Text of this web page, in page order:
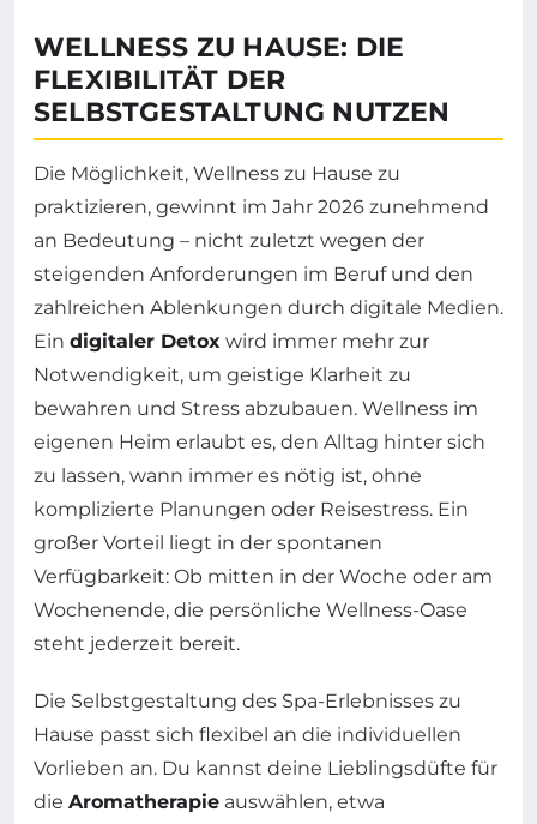
WELLNESS ZU HAUSE: DIE
FLEXIBILITÄT DER
SELBSTGESTALTUNG NUTZEN
Die Möglichkeit, Wellness zu Hause zu
praktizieren, gewinnt im Jahr 2026 zunehmend
an Bedeutung – nicht zuletzt wegen der
steigenden Anforderungen im Beruf und den
zahlreichen Ablenkungen durch digitale Medien.
Ein digitaler Detox wird immer mehr zur
Notwendigkeit, um geistige Klarheit zu
bewahren und Stress abzubauen. Wellness im
eigenen Heim erlaubt es, den Alltag hinter sich
zu lassen, wann immer es nötig ist, ohne
komplizierte Planungen oder Reisestress. Ein
großer Vorteil liegt in der spontanen
Verfügbarkeit: Ob mitten in der Woche oder am
Wochenende, die persönliche Wellness-Oase
steht jederzeit bereit.
Die Selbstgestaltung des Spa-Erlebnisses zu
Hause passt sich flexibel an die individuellen
Vorlieben an. Du kannst deine Lieblingsdüfte für
die Aromatherapie auswählen, etwa